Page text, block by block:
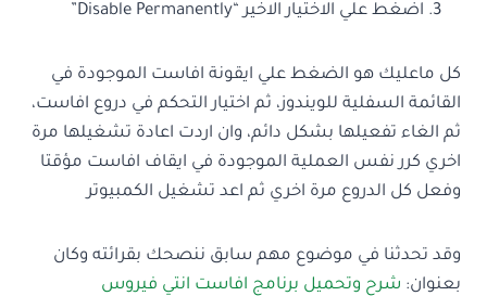
اضغط علي الاختيار الاخير “Disable Permanently”
كل ماعليك هو الضغط علي ايقونة افاست الموجودة في
القائمة السفلية للويندوز، ثم اختيار التحكم في دروع افاست،
ثم الغاء تفعيلها بشكل دائم، وان اردت اعادة تشغيلها مرة
اخري كرر نفس العملية الموجودة في ايقاف افاست مؤقتا
وفعل كل الدروع مرة اخري ثم اعد تشغيل الكمبيوتر
وقد تحدثنا في موضوع مهم سابق ننصحك بقرائته وكان
بعنوان: شرح وتحميل برنامج افاست انتي فيروس